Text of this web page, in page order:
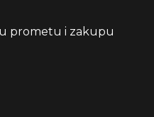
prometu i zakupu